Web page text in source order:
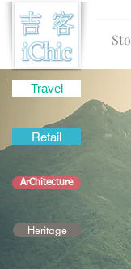
Travel
ArChitecture
Retail
Heritage